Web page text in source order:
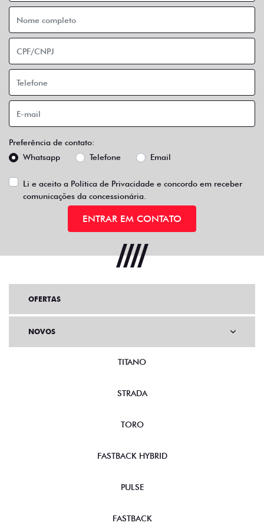
Preferência de contato:
Whatsapp
Telefone Email
Li e aceito a Política de Privacidade e concordo em receber
comunicações da concessionária.
ENTRAR EM CONTATO
OFERTAS
NOVOS
TITANO
STRADA
TORO
FASTBACK HYBRID
PULSE
FASTBACK